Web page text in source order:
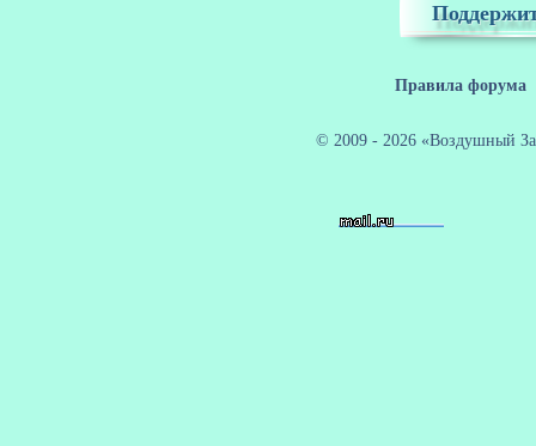
Правила форума
© 2009 - 2026 «Воздушный